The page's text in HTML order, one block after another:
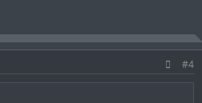
т
в
т
в
#4